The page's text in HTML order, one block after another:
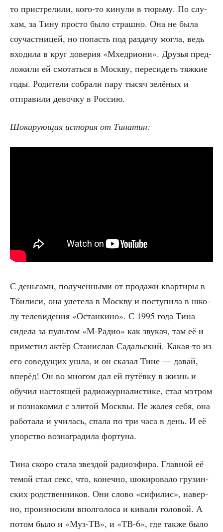
то при­стре­ли­ли, кого-то кину­ли в тюрь­му. По слу­
хам, за Тину про­сто было страш­но. Она не была
соучаст­ни­цей, но попасть под раз­да­чу мог­ла, ведь
вхо­ди­ла в круг дове­рия «Мхед­ри­о­ни». Дру­зья пред­
ло­жи­ли ей смо­тать­ся в Моск­ву, пере­си­деть тяж­кие
годы. Роди­те­ли собра­ли пару тысяч зелё­ных и
отпра­ви­ли девоч­ку в Россию.
Шоки­ру­ю­щая исто­рия от Тинатин:
С день­га­ми, полу­чен­ны­ми от про­да­жи квар­ти­ры в
Тби­ли­си, она уле­те­ла в Моск­ву и посту­пи­ла в шко­
лу теле­ви­де­ния «Остан­ки­но». С 1995 года Тина
сиде­ла за пуль­том «М‑Радио» как зву­кач, там её и
при­ме­тил актёр Ста­ни­слав Садаль­ский. Какая-то из
его сове­ду­щих ушла, и он ска­зал Тине — давай,
впе­рёд! Он во мно­гом дал ей путёв­ку в жизнь и
обу­чил насто­я­щей радио­жур­на­ли­сти­ке, стал мэтром
и позна­ко­мил с эли­той Моск­вы. Не жалея себя, она
рабо­та­ла и учи­лась, спа­ла по три часа в день. И её
упор­ство воз­на­гра­ди­ла фортуна.
Тина ско­ро ста­ла звез­дой радио­эфи­ра. Глав­ной её
темой стал секс, что, конеч­но, шоки­ро­ва­ло гру­зин­
ских род­ствен­ни­ков. Они сло­во «сифи­лис», навер­
но, про­из­но­си­ли впол­го­ло­са и кива­ли голо­вой. А
потом было и «Муз-ТВ», и «ТВ‑6», где так­же было